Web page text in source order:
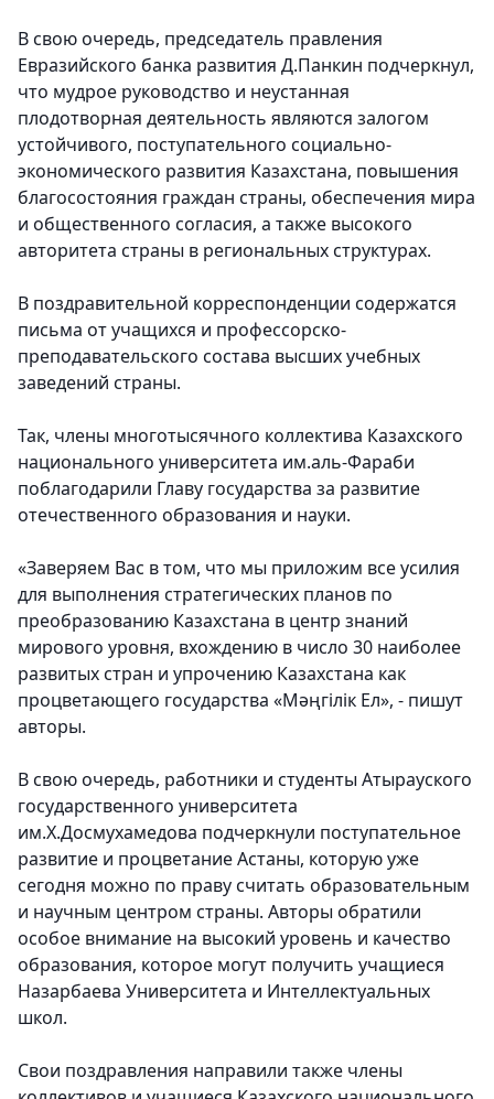
В свою очередь, председатель правления
Евразийского банка развития Д.Панкин подчеркнул,
что мудрое руководство и неустанная
плодотворная деятельность являются залогом
устойчивого, поступательного социально-
экономического развития Казахстана, повышения
благосостояния граждан страны, обеспечения мира
и общественного согласия, а также высокого
авторитета страны в региональных структурах.
В поздравительной корреспонденции содержатся
письма от учащихся и профессорско-
преподавательского состава высших учебных
заведений страны.
Так, члены многотысячного коллектива Казахского
национального университета им.аль-Фараби
поблагодарили Главу государства за развитие
отечественного образования и науки.
«Заверяем Вас в том, что мы приложим все усилия
для выполнения стратегических планов по
преобразованию Казахстана в центр знаний
мирового уровня, вхождению в число 30 наиболее
развитых стран и упрочению Казахстана как
процветающего государства «Мәңгілік Ел», - пишут
авторы.
В свою очередь, работники и студенты Атырауского
государственного университета
им.Х.Досмухамедова подчеркнули поступательное
развитие и процветание Астаны, которую уже
сегодня можно по праву считать образовательным
и научным центром страны. Авторы обратили
особое внимание на высокий уровень и качество
образования, которое могут получить учащиеся
Назарбаева Университета и Интеллектуальных
школ.
Свои поздравления направили также члены